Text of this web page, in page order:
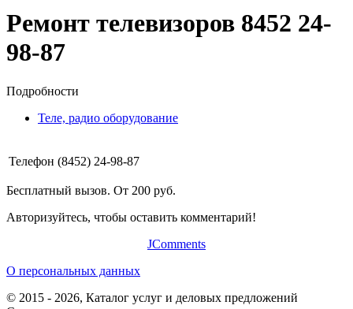
Ремонт телевизоров 8452 24-
98-87
Подробности
Теле, радио оборудование
Телефон (8452) 24-98-87
Бесплатный вызов. От 200 руб.
Авторизуйтесь, чтобы оставить комментарий!
JComments
О персональных данных
© 2015 - 2026, Каталог услуг и деловых предложений